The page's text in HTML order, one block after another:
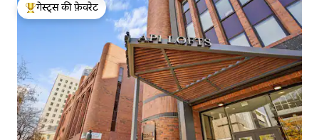
गेस्ट्स का टॉप फ़ेवरेट
गेस्ट्स की फ़ेवरेट